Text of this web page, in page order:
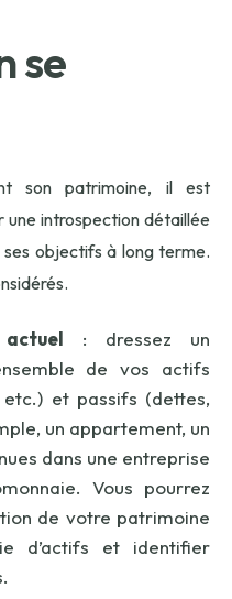
se
son patrimoine, il est
une introspection détaillée
objectifs à long terme.
: dressez un
de vos actifs
et passifs (dettes,
un appartement, un
dans une entreprise
Vous pourrez
de votre patrimoine
d’actifs et identifier